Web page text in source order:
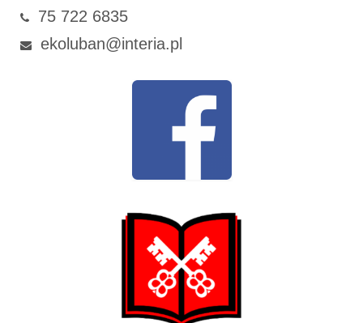
75 722 6835
ekoluban@interia.pl